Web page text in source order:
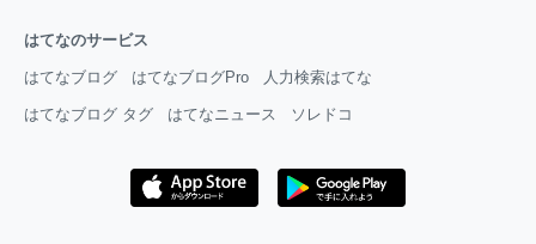
はてなのサービス
はてなブログ はてなブログPro 人力検索はてな
はてなブログ タグ はてなニュース ソレドコ